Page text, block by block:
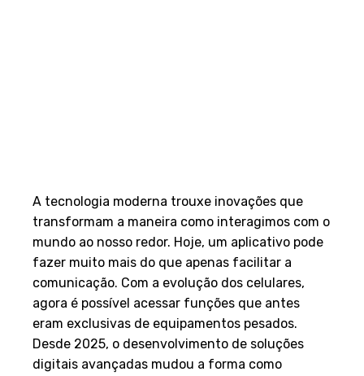
A tecnologia moderna trouxe inovações que
transformam a maneira como interagimos com o
mundo ao nosso redor. Hoje, um aplicativo pode
fazer muito mais do que apenas facilitar a
comunicação. Com a evolução dos celulares,
agora é possível acessar funções que antes
eram exclusivas de equipamentos pesados.
Desde 2025, o desenvolvimento de soluções
digitais avançadas mudou a forma como